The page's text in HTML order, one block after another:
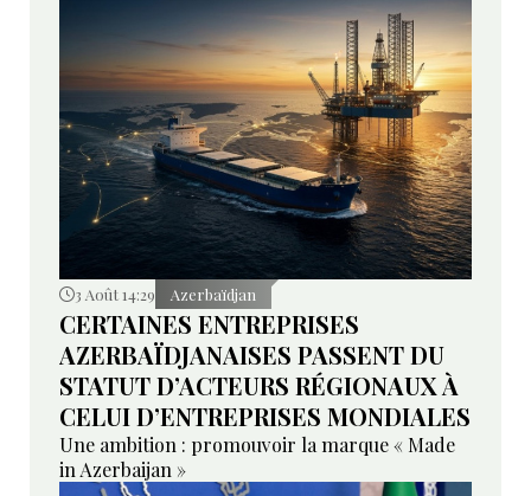
3 Août 14:29 Azerbaïdjan
CERTAINES ENTREPRISES
AZERBAÏDJANAISES PASSENT DU
STATUT D’ACTEURS RÉGIONAUX À
CELUI D’ENTREPRISES MONDIALES
Une ambition : promouvoir la marque « Made
in Azerbaijan »